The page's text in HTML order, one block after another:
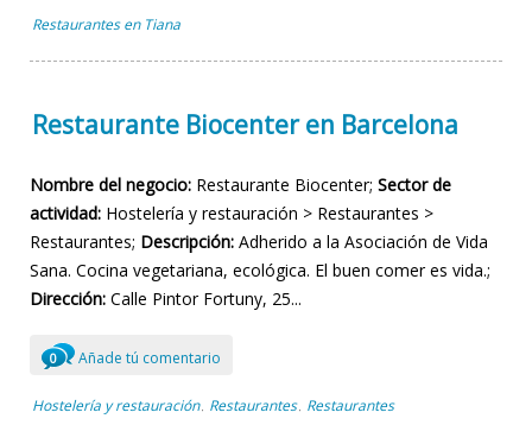
Restaurantes en Tiana
Restaurante Biocenter en Barcelona
Nombre del negocio: Restaurante Biocenter; Sector de
actividad: Hostelería y restauración > Restaurantes >
Restaurantes; Descripción: Adherido a la Asociación de Vida
Sana. Cocina vegetariana, ecológica. El buen comer es vida.;
Dirección: Calle Pintor Fortuny, 25...
0 Añade tú comentario
Hostelería y restauración , Restaurantes , Restaurantes